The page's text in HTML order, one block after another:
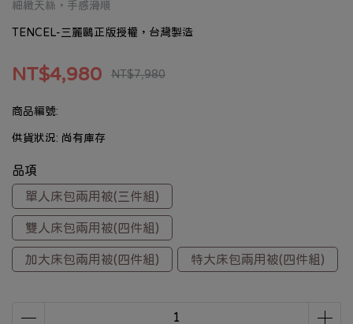
細緻天絲，手感滑順
TENCEL-三麗鷗正版授權，台灣製造
NT$4,980 NT$7,980
商品編號:
供貨狀況: 尚有庫存
品項
單人床包兩用被(三件組)
雙人床包兩用被(四件組)
加大床包兩用被(四件組) 特大床包兩用被(四件組)